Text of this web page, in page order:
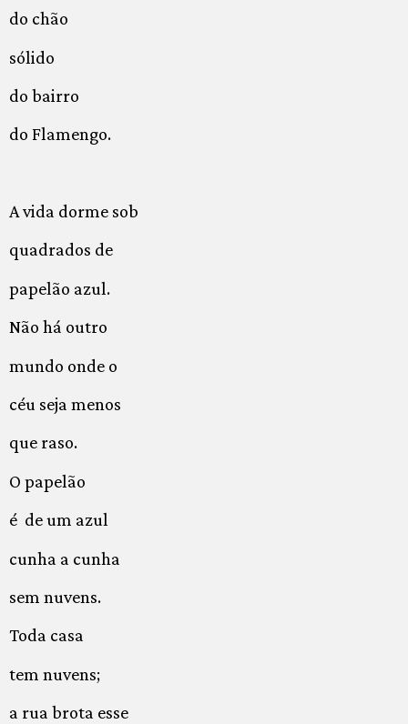
do chão
sólido
do bairro
do Flamengo.
A vida dorme sob
quadrados de
papelão azul.
Não há outro
mundo onde o
céu seja menos
que raso.
O papelão
é de um azul
cunha a cunha
sem nuvens.
Toda casa
tem nuvens;
a rua brota esse